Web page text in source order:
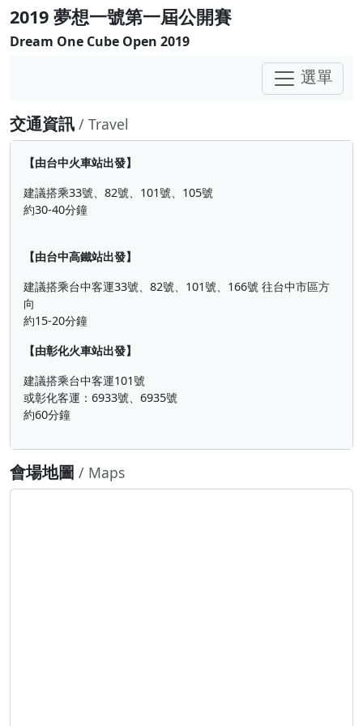
2019 夢想一號第一屆公開賽
Dream One Cube Open 2019
選單
交通資訊 / Travel
【由台中火車站出發】
建議搭乘33號、82號、101號、105號
約30-40分鐘
【由台中高鐵站出發】
建議搭乘台中客運33號、82號、101號、166號 往台中市區方
向
約15-20分鐘
【由彰化火車站出發】
建議搭乘台中客運101號
或彰化客運：6933號、6935號
約60分鐘
會場地圖 / Maps